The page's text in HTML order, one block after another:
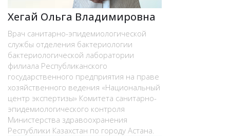
Хегай Ольга Владимировна
Врач санитарно-эпидемиологической
службы отделения бактериологии
бактериологической лаборатории
филиала Республиканского
государственного предприятия на праве
хозяйственного ведения «Национальный
центр экспертизы» Комитета санитарно-
эпидемиологического контроля
Министерства здравоохранения
Республики Казахстан по городу Астана.